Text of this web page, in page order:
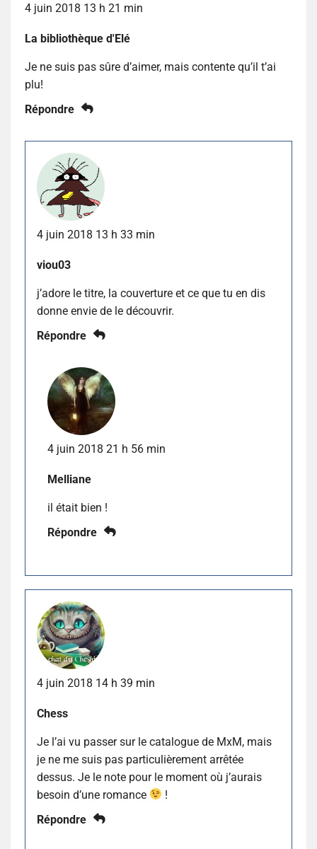
4 juin 2018 13 h 21 min
La bibliothèque d'Elé
Je ne suis pas sûre d’aimer, mais contente qu’il t’ai
plu!
Répondre
4 juin 2018 13 h 33 min
viou03
j’adore le titre, la couverture et ce que tu en dis
donne envie de le découvrir.
Répondre
4 juin 2018 21 h 56 min
Melliane
il était bien !
Répondre
4 juin 2018 14 h 39 min
Chess
Je l’ai vu passer sur le catalogue de MxM, mais
je ne me suis pas particulièrement arrêtée
dessus. Je le note pour le moment où j’aurais
besoin d’une romance
!
Répondre